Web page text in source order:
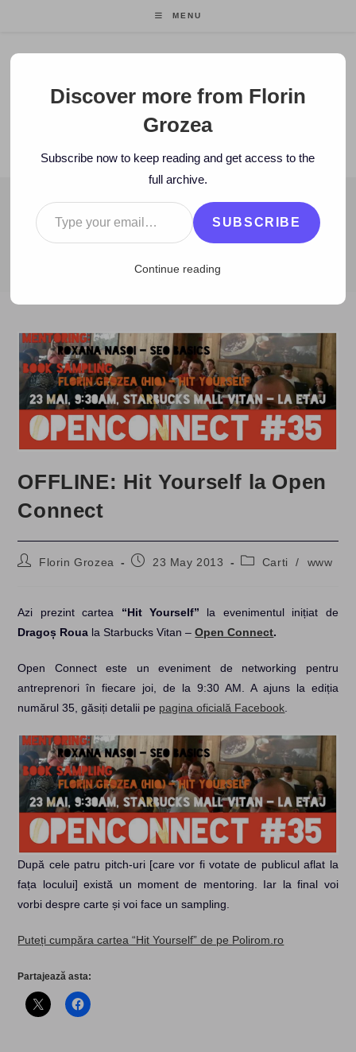
MENU
Florin Grozea
ENTREPRENEUR. FOUNDER/CEO MOCAPP.
BLOG
2013 > May > 23 > Carti > OFFLINE: Hit Yourself la Open
OFFLINE: Hit Yourself la Open
Connect
PostFlorin Grozea
Post23 May 2013
PostCarti / www
Azi prezint cartea “Hit Yourself” la evenimentul inițiat de
Dragoș Roua la Starbucks Vitan –Open Connect.
Open Connect este un eveniment de networking pentru
antreprenori în fiecare joi, de la 9:30 AM. A ajuns la ediția
numărul 35, găsiți detalii pe pagina oficială Facebook.
După cele patru pitch-uri [care vor fi votate de publicul aflat la
fața locului] există un moment de mentoring. Iar la final voi
vorbi despre carte și voi face un sampling.
Puteți cumpăra cartea “Hit Yourself” de pe Polirom.ro
Partajează asta:
Discover more from Florin
Grozea
Subscribe now to keep reading and get access to the
full archive.
Type your email…
SUBSCRIBE
Continue reading